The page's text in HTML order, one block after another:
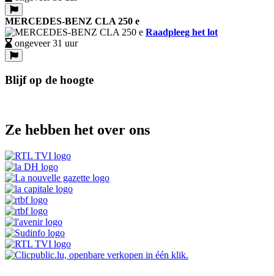
MERCEDES-BENZ CLA 250 e
Raadpleeg het lot
ongeveer 31 uur
Blijf op de hoogte
Ze hebben het over ons